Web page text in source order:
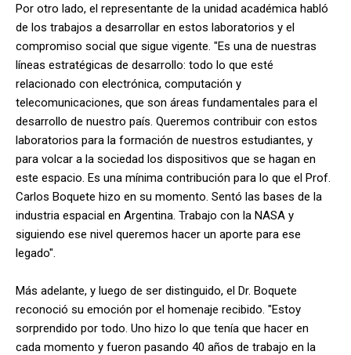
Por otro lado, el representante de la unidad académica habló
de los trabajos a desarrollar en estos laboratorios y el
compromiso social que sigue vigente. "Es una de nuestras
líneas estratégicas de desarrollo: todo lo que esté
relacionado con electrónica, computación y
telecomunicaciones, que son áreas fundamentales para el
desarrollo de nuestro país. Queremos contribuir con estos
laboratorios para la formación de nuestros estudiantes, y
para volcar a la sociedad los dispositivos que se hagan en
este espacio. Es una mínima contribución para lo que el Prof.
Carlos Boquete hizo en su momento. Sentó las bases de la
industria espacial en Argentina. Trabajo con la NASA y
siguiendo ese nivel queremos hacer un aporte para ese
legado".
Más adelante, y luego de ser distinguido, el Dr. Boquete
reconoció su emoción por el homenaje recibido. "Estoy
sorprendido por todo. Uno hizo lo que tenía que hacer en
cada momento y fueron pasando 40 años de trabajo en la